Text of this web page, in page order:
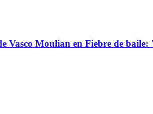
Vasco Moulian en Fiebre de